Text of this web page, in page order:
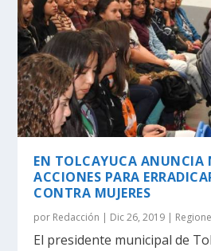
EN TOLCAYUCA ANUNCIA
ACCIONES PARA
CONTRA MUJERES
por Redacción | Dic 26, 2019 |
El presidente municipal de